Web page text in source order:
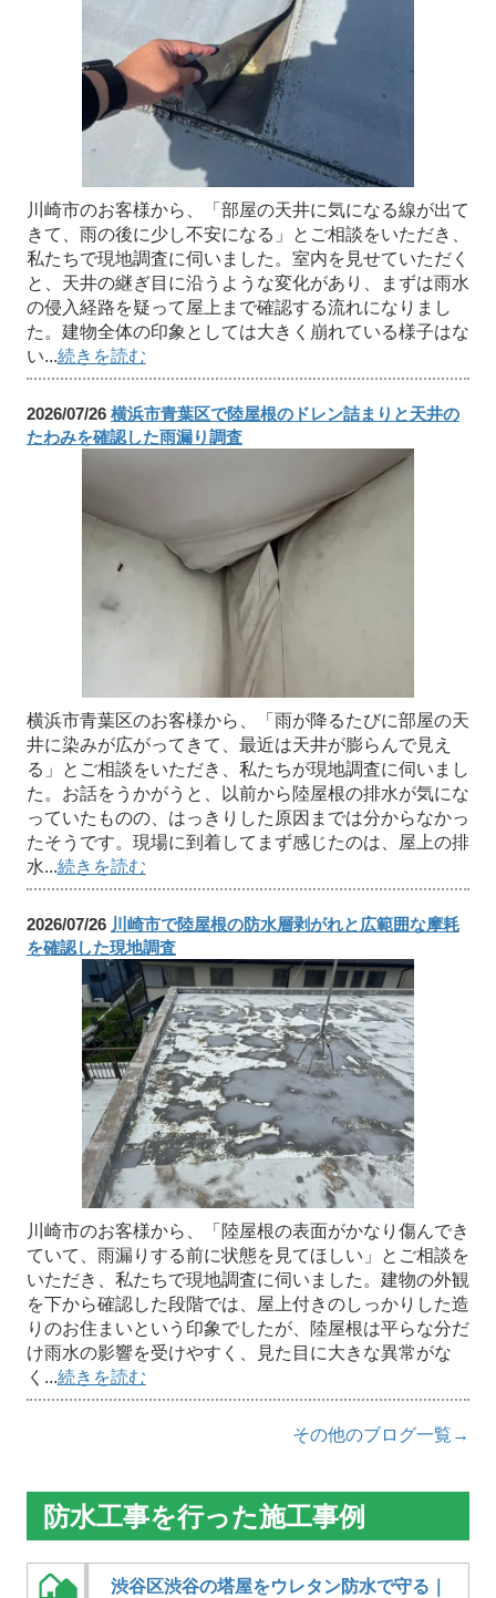
川崎市のお客様から、「部屋の天井に気になる線が出て
きて、雨の後に少し不安になる」とご相談をいただき、
私たちで現地調査に伺いました。室内を見せていただく
と、天井の継ぎ目に沿うような変化があり、まずは雨水
の侵入経路を疑って屋上まで確認する流れになりまし
た。建物全体の印象としては大きく崩れている様子はな
い...続きを読む
2026/07/26 横浜市青葉区で陸屋根のドレン詰まりと天井の
たわみを確認した雨漏り調査
横浜市青葉区のお客様から、「雨が降るたびに部屋の天
井に染みが広がってきて、最近は天井が膨らんで見え
る」とご相談をいただき、私たちが現地調査に伺いまし
た。お話をうかがうと、以前から陸屋根の排水が気にな
っていたものの、はっきりした原因までは分からなかっ
たそうです。現場に到着してまず感じたのは、屋上の排
水...続きを読む
2026/07/26 川崎市で陸屋根の防水層剥がれと広範囲な摩耗
を確認した現地調査
川崎市のお客様から、「陸屋根の表面がかなり傷んでき
ていて、雨漏りする前に状態を見てほしい」とご相談を
いただき、私たちで現地調査に伺いました。建物の外観
を下から確認した段階では、屋上付きのしっかりした造
りのお住まいという印象でしたが、陸屋根は平らな分だ
け雨水の影響を受けやすく、見た目に大きな異常がな
く...続きを読む
その他のブログ一覧→
防水工事を行った施工事例
渋谷区渋谷の塔屋をウレタン防水で守る｜